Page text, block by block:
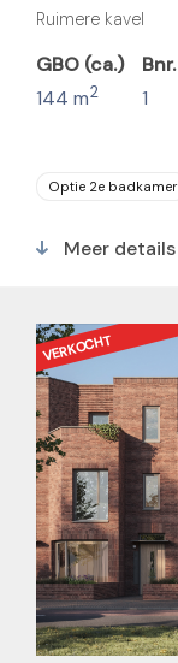
Ruimere kavel
GBO (ca.)
144 m2
Bnr.
1
Optie 2e badkamer
Meer details
VERKOCHT